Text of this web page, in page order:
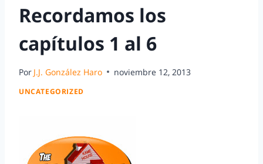
Recordamos los
capítulos 1 al 6
Por J.J. González Haro noviembre 12, 2013
UNCATEGORIZED